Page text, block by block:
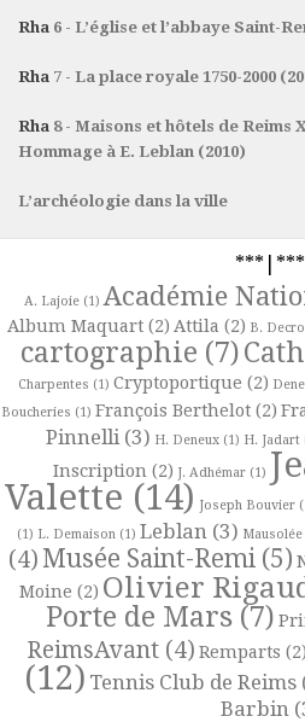
Rha 6 - L’église et l’abbaye Saint-
Rha 7 - La place royale 1750-2000
Rha 8 - Maisons et hôtels de Reims
Hommage à E. Leblan (2010)
L’archéologie dans la ville
***|***
A. Lajoie(1) Académie
Album Maquart(2) Attila (2) B.
cartographie (7)
Charpentes (1) Cryptoportique (2)
Boucheries (1) François Berthelot (2)
Pinnelli (3) H. Deneux(1) H. Jadart
Inscription (2) J. Adhémar (1)
Valette (14) Joseph Bouvier
(1) L. Demaison (1) Leblan (3) Mausolée
(4) Musée Saint-Remi (5)
Moine (2) Olivier
Porte de Mars(7)
ReimsAvant (4) Remparts (2)
(12) Tennis Club de Reims
Barbin